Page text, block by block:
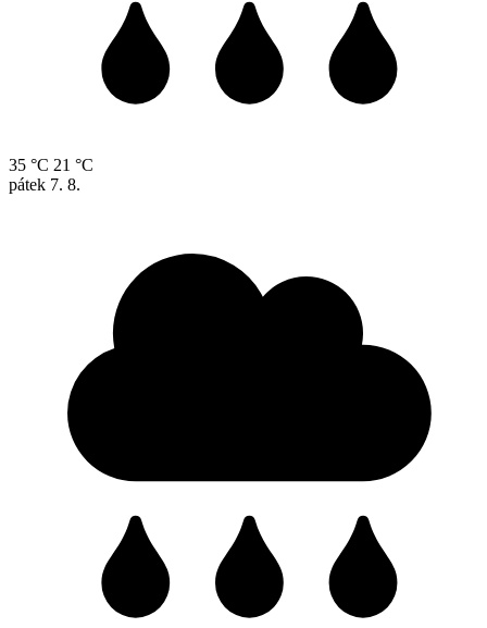
35 °C 21 °C
pátek 7. 8.